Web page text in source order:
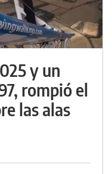
y un
rompió el
las alas